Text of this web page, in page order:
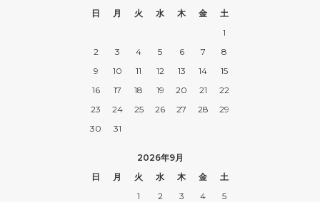
日
月 火 水 木 金
土
1
2
3 4 5 6 7
8
9
10 11 12 13 14
15
16
17 18 19 20 21
22
23
24 25 26 27 28
29
30
31
2026年9月
日
月 火 水 木 金
土
1
2 3 4
5